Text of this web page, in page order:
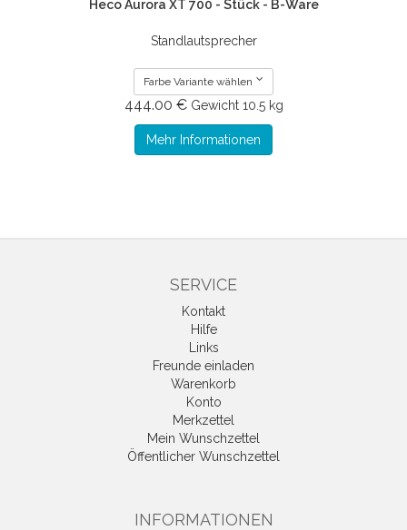
Heco Aurora XT 700 - Stück - B-Ware
Standlautsprecher
Farbe Variante wählen
444.00 € Gewicht 10.5 kg
Mehr Informationen
SERVICE
Kontakt
Hilfe
Links
Freunde einladen
Warenkorb
Konto
Merkzettel
Mein Wunschzettel
Öffentlicher Wunschzettel
INFORMATIONEN